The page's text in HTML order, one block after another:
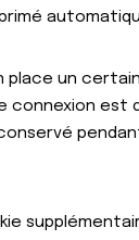
un
est